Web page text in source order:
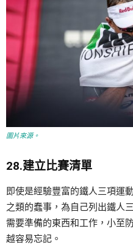
圖片來源。
28.建立比賽清單
即使是經驗豐富的鐵人三項運
之類的蠢事，為自己列出鐵人
需要準備的東西和工作，小至
越容易忘記。